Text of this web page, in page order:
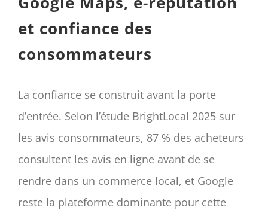
et confiance des
consommateurs
La confiance se construit avant la porte
d’entrée. Selon l’étude BrightLocal 2025 sur
les avis consommateurs, 87 % des acheteurs
consultent les avis en ligne avant de se
rendre dans un commerce local, et Google
reste la plateforme dominante pour cette